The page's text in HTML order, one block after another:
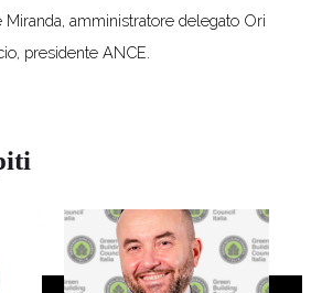
Miranda, amministratore delegato Ori
presidente ANCE.